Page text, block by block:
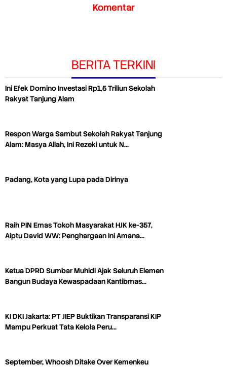
Komentar
BERITA TERKINI
Ini Efek Domino Investasi Rp1,5 Triliun Sekolah
Rakyat Tanjung Alam
Respon Warga Sambut Sekolah Rakyat Tanjung
Alam: Masya Allah, Ini Rezeki untuk N…
Padang, Kota yang Lupa pada Dirinya
Raih PIN Emas Tokoh Masyarakat HJK ke-357,
Aiptu David WW: Penghargaan Ini Amana…
Ketua DPRD Sumbar Muhidi Ajak Seluruh Elemen
Bangun Budaya Kewaspadaan Kantibmas…
KI DKI Jakarta: PT JIEP Buktikan Transparansi KIP
Mampu Perkuat Tata Kelola Peru…
September, Whoosh Ditake Over Kemenkeu